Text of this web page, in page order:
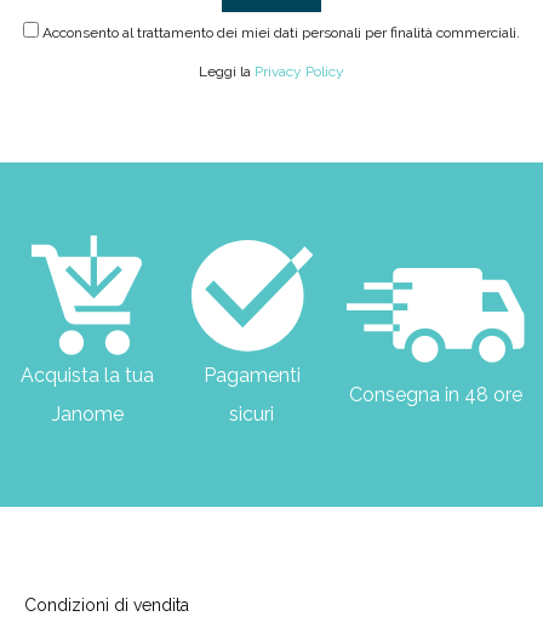
Acconsento al trattamento dei miei dati personali per finalità commerciali.
Leggi la Privacy Policy
Acquista la tua
Janome
Pagamenti
sicuri
Consegna in 48 ore
Condizioni di vendita